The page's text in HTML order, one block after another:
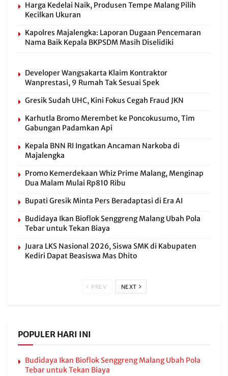
Harga Kedelai Naik, Produsen Tempe Malang Pilih
Kecilkan Ukuran
Kapolres Majalengka: Laporan Dugaan Pencemaran
Nama Baik Kepala BKPSDM Masih Diselidiki
Developer Wangsakarta Klaim Kontraktor
Wanprestasi, 9 Rumah Tak Sesuai Spek
Gresik Sudah UHC, Kini Fokus Cegah Fraud JKN
Karhutla Bromo Merembet ke Poncokusumo, Tim
Gabungan Padamkan Api
Kepala BNN RI Ingatkan Ancaman Narkoba di
Majalengka
Promo Kemerdekaan Whiz Prime Malang, Menginap
Dua Malam Mulai Rp810 Ribu
Bupati Gresik Minta Pers Beradaptasi di Era AI
Budidaya Ikan Bioflok Senggreng Malang Ubah Pola
Tebar untuk Tekan Biaya
Juara LKS Nasional 2026, Siswa SMK di Kabupaten
Kediri Dapat Beasiswa Mas Dhito
PREV NEXT
POPULER HARI INI
Budidaya Ikan Bioflok Senggreng Malang Ubah Pola
Tebar untuk Tekan Biaya